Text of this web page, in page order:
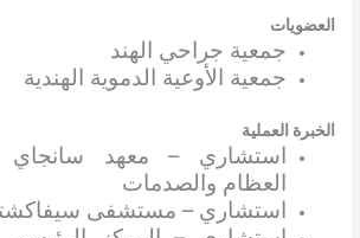
العضويات
جمعية جراحي الهند
جمعية الأوعية الدموية الهندية
الخبرة العملية
استشاري – معهد سانجاي
العظام والصدمات
استشاري – مستشفى